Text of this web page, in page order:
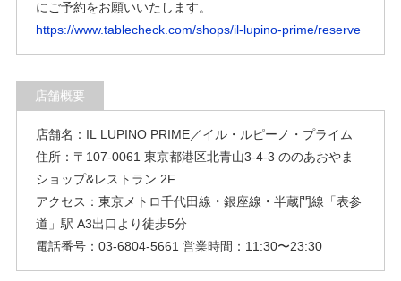
にご予約をお願いいたします。
https://www.tablecheck.com/shops/il-lupino-prime/reserve
店舗概要
店舗名：IL LUPINO PRIME／イル・ルピーノ・プライム
住所：〒107-0061 東京都港区北⻘⼭3-4-3 ののあおやま
ショップ&レストラン 2F
アクセス：東京メトロ千代⽥線・銀座線・半蔵⾨線「表参
道」駅 A3出⼝より徒歩5分
電話番号：03-6804-5661 営業時間：11:30〜23:30